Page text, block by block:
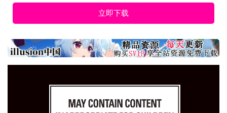
立即下载